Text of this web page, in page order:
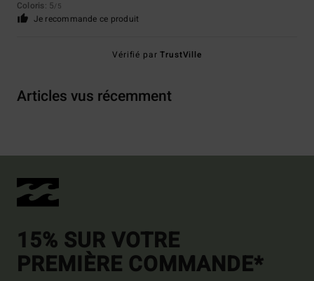
Coloris: 5/5
Je recommande ce produit
Vérifié parTrustVille
Articles vus récemment
15% SUR VOTRE
PREMIÈRE COMMANDE*